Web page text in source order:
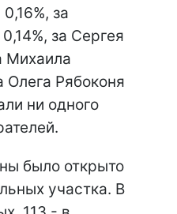
за
за Сергея
Михаила
Олега Рябоконя
ни одного
было открыто
участка. В